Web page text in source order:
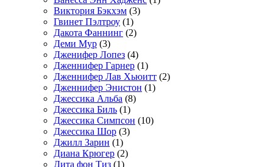
Виктория Бэкхэм (3)
Гвинет Пэлтроу (1)
Дакота Фаннинг (2)
Деми Мур (3)
Дженифер Лопез (4)
Дженнифер Гарнер (1)
Дженнифер Лав Хьюитт (2)
Дженнифер Энистон (1)
Джессика Альба (8)
Джессика Биль (1)
Джессика Симпсон (10)
Джессика Шор (3)
Джилл Зарин (1)
Диана Крюгер (2)
Дита фон Тиз (1)